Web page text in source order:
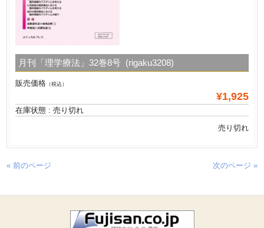
月刊「理学療法」32巻8号 (rigaku3208)
販売価格 （税込）
¥1,925
在庫状態 : 売り切れ
売り切れ
« 前のページ 次のページ »